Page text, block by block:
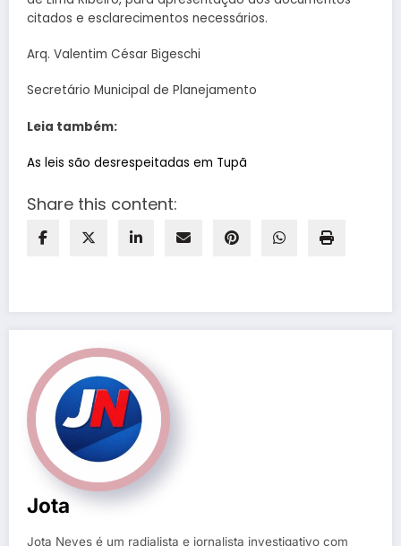
citados e esclarecimentos necessários.
Arq. Valentim César Bigeschi
Secretário Municipal de Planejamento
Leia também:
As leis são desrespeitadas em Tupã
Share this content:
Jota
Jota Neves é um radialista e jornalista investigativo com